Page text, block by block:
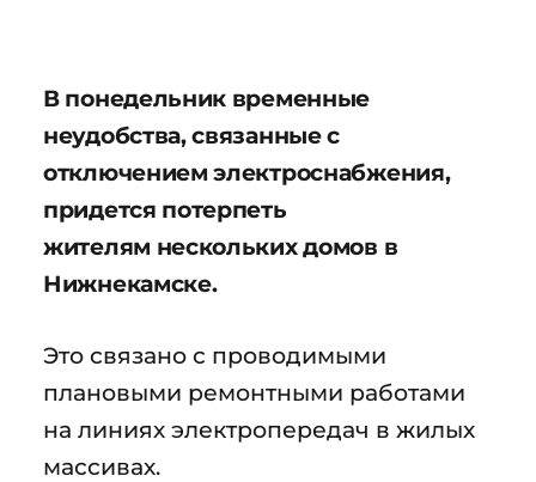
В понедельник временные
неудобства, связанные с
отключением электроснабжения,
придется потерпеть
жителям нескольких домов в
Нижнекамске.
Это связано с проводимыми
плановыми ремонтными работами
на линиях электропередач в жилых
массивах.